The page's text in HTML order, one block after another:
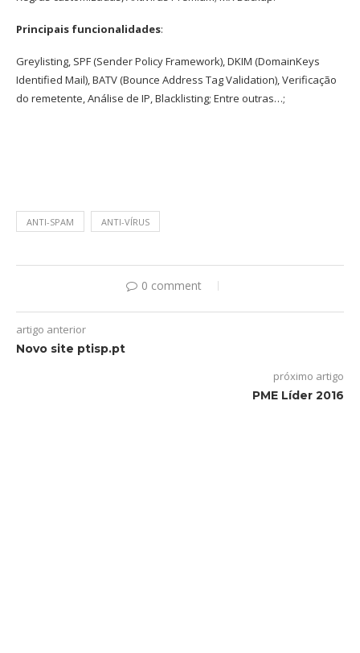
Principais funcionalidades:
Greylisting, SPF (Sender Policy Framework), DKIM (DomainKeys
Identified Mail), BATV (Bounce Address Tag Validation), Verificação
do remetente, Análise de IP, Blacklisting; Entre outras…;
ANTI-SPAM ANTI-VÍRUS
0 comment
artigo anterior
Novo site ptisp.pt
próximo artigo
PME Líder 2016